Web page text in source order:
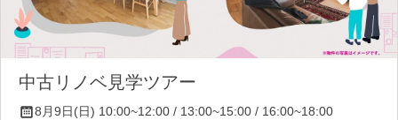
中古リノベ見学ツアー
8月9日(日) 10:00~12:00 / 13:00~15:00 / 16:00~18:00